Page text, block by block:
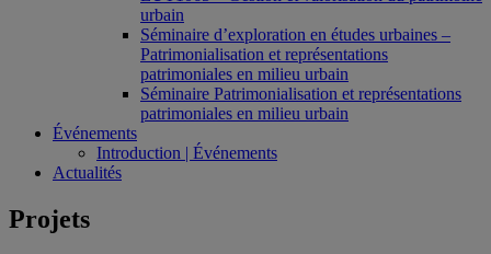
urbain
Séminaire d’exploration en études urbaines –
Patrimonialisation et représentations
patrimoniales en milieu urbain
Séminaire Patrimonialisation et représentations
patrimoniales en milieu urbain
Événements
Introduction | Événements
Actualités
Projets